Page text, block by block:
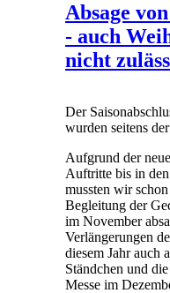
Absage
- auch
nicht
Der
wurden seitens
Aufgrund der
Auftritte bis in
mussten wir
Begleitung der
im November
Verlängerungen
diesem Jahr auch
Ständchen und
Messe im